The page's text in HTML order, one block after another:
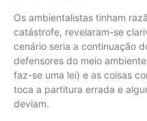
Os ambientalistas tinham
catástrofe, revelaram-se
cenário seria a continuação
defensores do meio
faz-se uma lei) e as coisas
toca a partitura errada e
deviam.